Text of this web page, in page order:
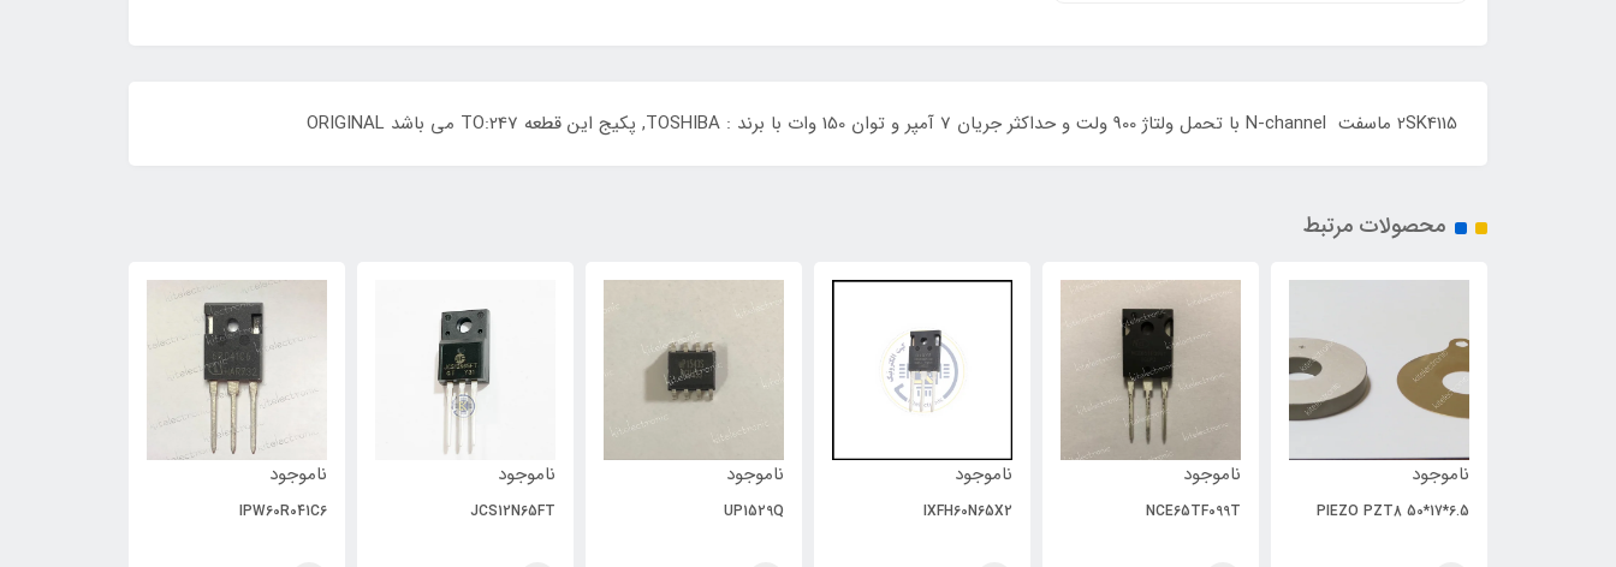
2SK4115 ماسفت N-channel با تحمل ولتاژ 900 ولت و حداکثر جریان 7 آمپر و توان 150 وات با برند : TOSHIBA, پکیج این قطعه TO:247 می باشد ORIGINAL
محصولات مرتبط
ناموجود
PIEZO PZT8 50*17*6.5
ناموجود
NCE65TF099T
ناموجود
IXFH60N65X2
ناموجود
UP1529Q
ناموجود
JCS12N65FT
ناموجود
IPW60R041C6